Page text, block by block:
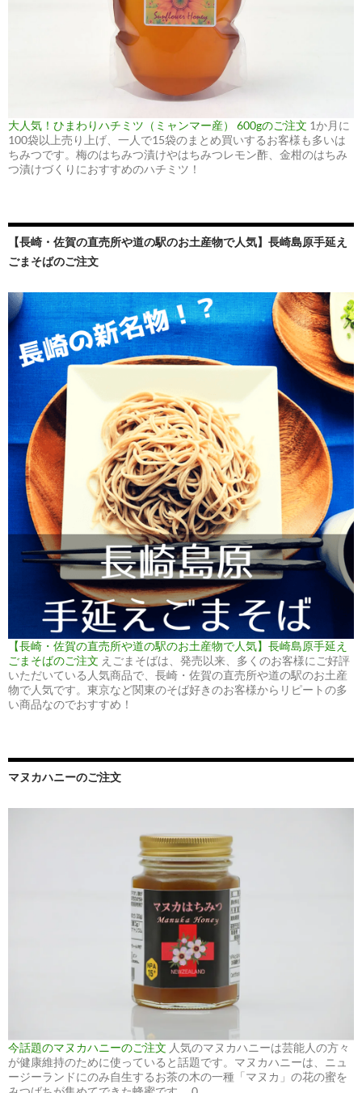
大人気！ひまわりハチミツ（ミャンマー産） 600gのご注文 1か月に
100袋以上売り上げ、一人で15袋のまとめ買いするお客様も多いは
ちみつです。梅のはちみつ漬けやはちみつレモン酢、金柑のはちみ
つ漬けづくりにおすすめのハチミツ！
【長崎・佐賀の直売所や道の駅のお土産物で人気】長崎島原手延え
ごまそばのご注文
【長崎・佐賀の直売所や道の駅のお土産物で人気】長崎島原手延え
ごまそばのご注文 えごまそばは、発売以来、多くのお客様にご好評
いただいている人気商品で、長崎・佐賀の直売所や道の駅のお土産
物で人気です。東京など関東のそば好きのお客様からリピートの多
い商品なのでおすすめ！
マヌカハニーのご注文
今話題のマヌカハニーのご注文 人気のマヌカハニーは芸能人の方々
が健康維持のために使っていると話題です。マヌカハニーは、ニュ
ージーランドにのみ自生するお茶の木の一種「マヌカ」の花の蜜を